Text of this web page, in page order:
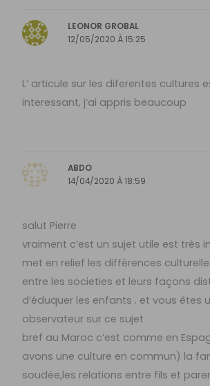
LEONOR GROBAL
12/05/2020 À 15:25
L’ articule sur les diferentes cultures
interessant, j’ai appris beaucoup
ABDO
14/04/2020 À 18:59
salut Pierre
vraiment c’est un sujet utile est très
met en relief les différences
entre les societies et leurs façons
d’éduquer les enfants . et vous êtes
observateur sur ce sujet
bref au Maroc c’est comme en
avons une culture en commun) la
soudée,les relations entre fils et